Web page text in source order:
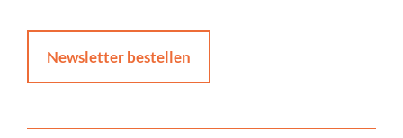
Newsletter bestellen